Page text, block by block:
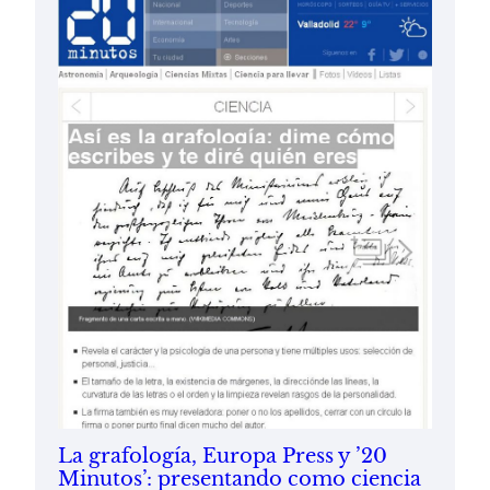
La grafología, Europa Press y ’20
Minutos’: presentando como ciencia